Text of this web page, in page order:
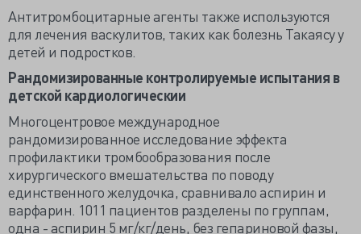
Антитромбоцитарные агенты также используются
для лечения васкулитов, таких как болезнь Такаясу у
детей и подростков.
Рандомизированные контролируемые испытания в
детской кардиологическии
Многоцентровое международное
рандомизированное исследование эффекта
профилактики тромбообразования после
хирургического вмешательства по поводу
единственного желудочка, сравнивало аспирин и
варфарин. 1011 пациентов разделены по группам,
одна - аспирин 5 мг/кг/день, без гепариновой фазы,